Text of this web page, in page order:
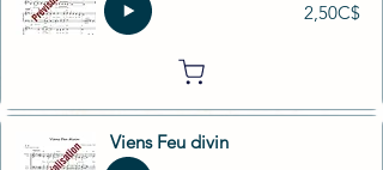
2,50C$
Viens Feu divin